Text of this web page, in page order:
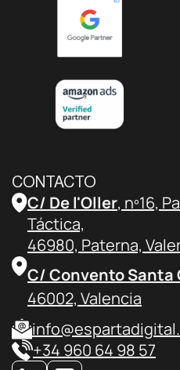
CONTACTO
C/ De l'Oller, nº16,
Táctica,
46980, Paterna,
C/ Convento Santa
46002, Valencia
+34 960 64 98 57